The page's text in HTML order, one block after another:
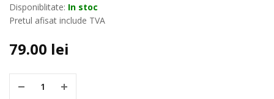
Disponiblitate: In stoc
Pretul afisat include TVA
79.00 lei